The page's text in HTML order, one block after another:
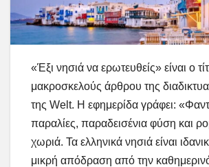
«Έξι νησιά να ερωτευθείς» είναι ο
μακροσκελούς άρθρου της
της Welt. H εφημερίδα γράφει:
παραλίες, παραδεισένια φύση και
χωριά. Τα ελληνικά νησιά είναι
μικρή απόδραση από την